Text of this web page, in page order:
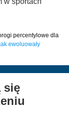
percentylowe dla
ewoluowały
się